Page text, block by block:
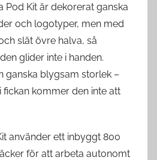
Pod Kit är dekorerat ganska
och logotyper, men med
slät övre halva, så
glider inte i handen.
ganska blygsam storlek –
fickan kommer den inte att
använder ett inbyggt 800
för att arbeta autonomt